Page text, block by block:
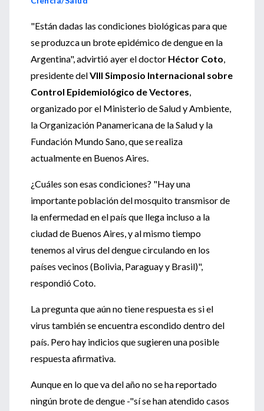
"Están dadas las condiciones biológicas para que
se produzca un brote epidémico de dengue en la
Argentina", advirtió ayer el doctor Héctor Coto,
presidente delVIII Simposio Internacional sobre
Control Epidemiológico de Vectores,
organizado por el Ministerio de Salud y Ambiente,
la Organización Panamericana de la Salud y la
Fundación Mundo Sano, que se realiza
actualmente en Buenos Aires.
¿Cuáles son esas condiciones? "Hay una
importante población del mosquito transmisor de
la enfermedad en el país que llega incluso a la
ciudad de Buenos Aires, y al mismo tiempo
tenemos al virus del dengue circulando en los
países vecinos (Bolivia, Paraguay y Brasil)",
respondió Coto.
La pregunta que aún no tiene respuesta es si el
virus también se encuentra escondido dentro del
país. Pero hay indicios que sugieren una posible
respuesta afirmativa.
Aunque en lo que va del año no se ha reportado
ningún brote de dengue -"sí se han atendido casos